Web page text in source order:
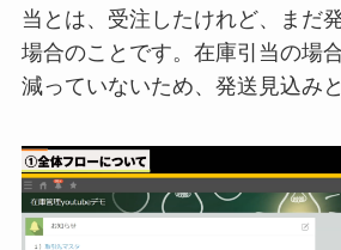
当とは、受注したけれど、まだ
場合のことです。在庫引当の場
減っていないため、発送見込み